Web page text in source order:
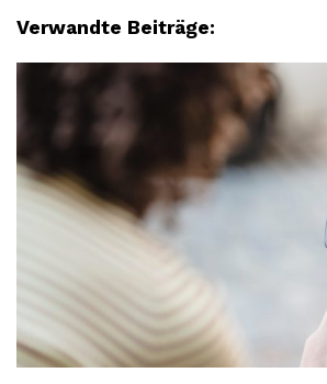
Verwandte Beiträge: